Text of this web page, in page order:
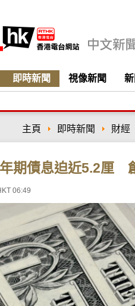
即時新聞 視像新聞
主頁 即時新聞 財經
期債息迫近5.2厘
06:49